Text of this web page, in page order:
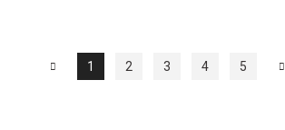
1 2 3 4 5